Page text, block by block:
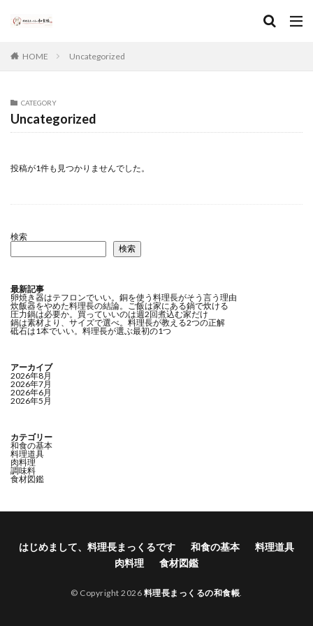
HOME Uncategorized
CATEGORY
Uncategorized
投稿が1件も見つかりませんでした。
検索
検索
最新記事
卵焼き器はテフロンでいい。銅を使う料理長がそう言う理由
炊飯器をやめた料理長の結論。ご飯は家にある鍋で炊ける
圧力鍋は必要か。買っていいのは週2回煮込む家だけ
鍋は素材より、サイズで選べ。料理長が教える2つの正解
砥石は1本でいい。料理長が選ぶ最初の1つ
アーカイブ
2026年8月
2026年7月
2026年6月
2026年5月
カテゴリー
和食の基本
料理道具
肉料理
調味料
食材図鑑
はじめまして、料理長まっくるです 和食の基本
料理道具
肉料理
食材図鑑
© Copyright 2026 料理長まっくるの和食帳.